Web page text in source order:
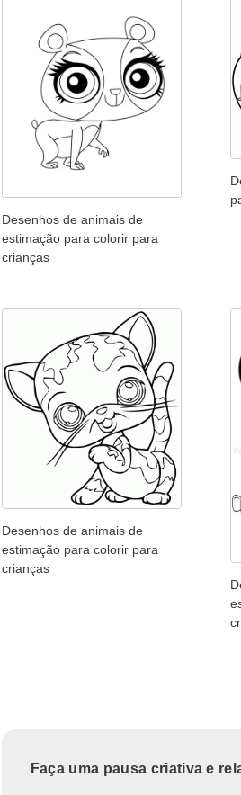
Desenhos de animais de
estimação para colorir para
crianças
Desenhos de animais de
estimação para colorir para
crianças
Faça uma pausa criativa e